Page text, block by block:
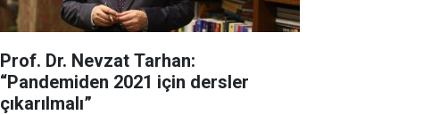
Prof. Dr. Nevzat Tarhan:
“Pandemiden 2021 için dersler
çıkarılmalı”